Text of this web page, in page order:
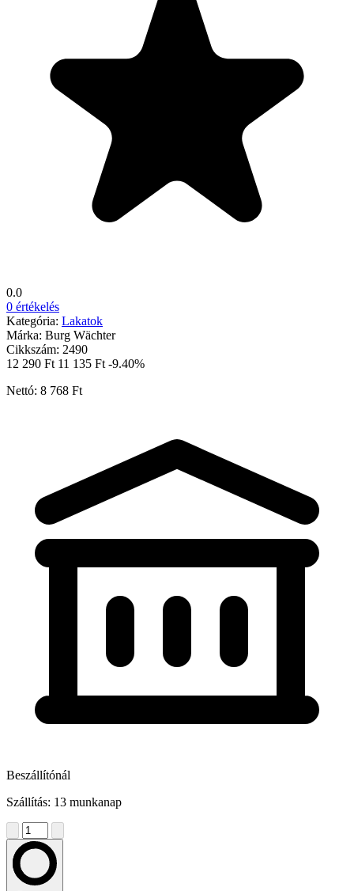
0.0
0 értékelés
Kategória: Lakatok
Márka: Burg Wächter
Cikkszám: 2490
12 290 Ft 11 135 Ft -9.40%
Nettó: 8 768 Ft
Beszállítónál
Szállítás: 13 munkanap